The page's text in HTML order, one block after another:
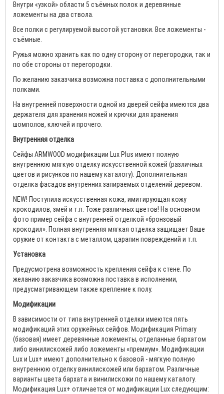
Внутри «узкой» области 5 съёмных полок и деревянные
ложементы на два ствола.
Все полки с регулируемой высотой установки. Все ложементы -
съёмные.
Ружья можно хранить как по одну сторону от перегородки, так и
по обе стороны от перегородки.
По желанию заказчика возможна поставка с дополнительными
полками.
На внутренней поверхности одной из дверей сейфа имеются два
держателя для хранения ножей и крючки для хранения
шомполов, ключей и прочего.
Внутренняя отделка
Сейфы ARMWOOD модификации Lux Plus имеют полную
внутреннюю мягкую отделку искусственной кожей (различных
цветов и рисунков по нашему каталогу). Дополнительная
отделка фасадов внутренних запираемых отделений деревом.
NEW! Поступила искусственная кожа, имитирующая кожу
крокодилов, змей и т.п. Тоже различных цветов! На основном
фото пример сейфа с внутренней отделкой «бронзовый
крокодил». Полная внутренняя мягкая отделка защищает Ваше
оружие от контакта с металлом, царапин повреждений и т.п.
Установка
Предусмотрена возможность крепления сейфа к стене. По
желанию заказчика возможна поставка в исполнении,
предусматривающем также крепление к полу.
Модификации
В зависимости от типа внутренней отделки имеются пять
модификаций этих оружейных сейфов. Модификация Primary
(базовая) имеет деревянные ложементы, отделанные бархатом
либо винилискожей либо ложементы «премиум». Модификации
Lux и Lux+ имеют дополнительно к базовой - мягкую полную
внутреннюю отделку винилискожей или бархатом. Различные
варианты цвета бархата и винилискожи по нашему каталогу.
Модификация Lux+ отличается от модификации Lux следующим: